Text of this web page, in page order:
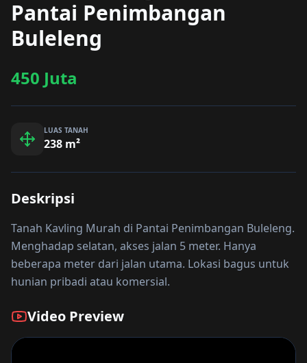
Pantai Penimbangan
Buleleng
450 Juta
LUAS TANAH
238 m²
Deskripsi
Tanah Kavling Murah di Pantai Penimbangan Buleleng.
Menghadap selatan, akses jalan 5 meter. Hanya
beberapa meter dari jalan utama. Lokasi bagus untuk
hunian pribadi atau komersial.
Video Preview